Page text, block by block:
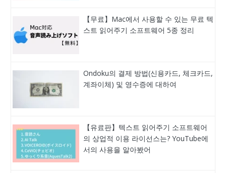
【무료】Mac에서 사용할 수 있는 무료 텍
스트 읽어주기 소프트웨어 5종 정리
Ondoku의 결제 방법(신용카드, 체크카드,
계좌이체) 및 영수증에 대하여
【유료판】텍스트 읽어주기 소프트웨어
의 상업적 이용 라이선스는? YouTube에
서의 사용을 알아봤어